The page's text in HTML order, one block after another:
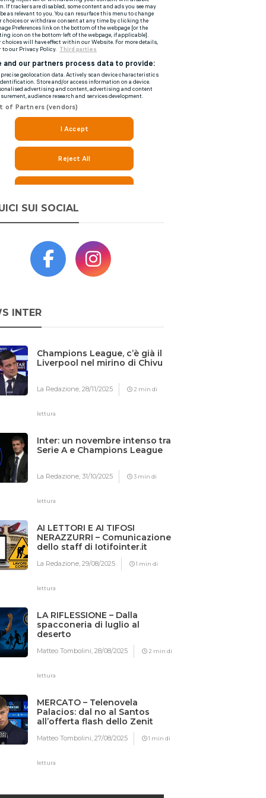
SUI SOCIAL
INTER
Champions League, c’è già il
Liverpool nel mirino di Chivu
La Redazione,28/11/2025 2 min di
lettura
Inter: un novembre intenso tra
Serie A e Champions League
La Redazione,31/10/2025 3 min di
lettura
AI LETTORI E AI TIFOSI
NERAZZURRI – Comunicazione
dello staff di Iotifointer.it
La Redazione,29/08/2025 1 min di
lettura
LA RIFLESSIONE – Dalla
spacconeria di luglio al
deserto
Matteo Tombolini,28/08/2025 2 min di
lettura
MERCATO – Telenovela
Palacios: dal no al Santos
all’offerta flash dello Zenit
Matteo Tombolini,27/08/2025 1 min di
lettura